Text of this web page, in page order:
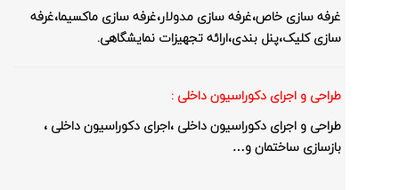
SEARCH AND PRESS ENTER
غرفه سازی خاص،غرفه سازی مدولار،غرفه سازی ماکسیما،غرفه
سازی کلیک،پنل بندی،ارائه تجهیزات نمایشگاهی.
طراحی و اجرای دکوراسیون داخلی :
طراحی و اجرای دکوراسیون داخلی ،اجرای دکوراسیون داخلی ،
بازسازی ساختمان و…